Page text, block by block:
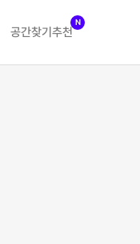
공간찾기 추천
N